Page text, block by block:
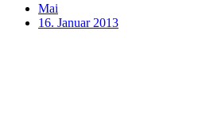
Mai
16. Januar 2013